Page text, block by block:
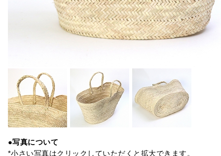
●写真について
*小さい写真はクリックしていただくと拡大できます。